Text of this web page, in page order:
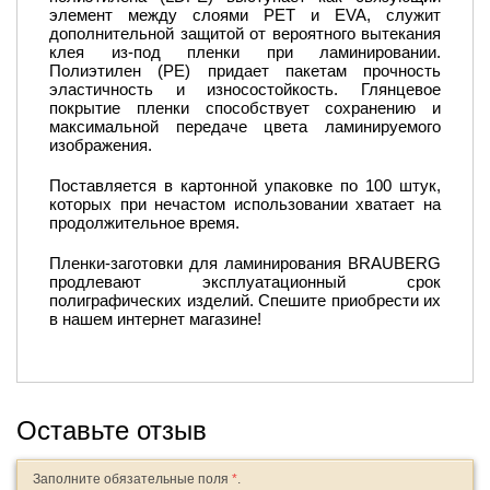
элемент между слоями PET и EVA, служит
дополнительной защитой от вероятного вытекания
клея из-под пленки при ламинировании.
Полиэтилен (PE) придает пакетам прочность
эластичность и износостойкость. Глянцевое
покрытие пленки способствует сохранению и
максимальной передаче цвета ламинируемого
изображения.
Поставляется в картонной упаковке по 100 штук,
которых при нечастом использовании хватает на
продолжительное время.
Пленки-заготовки для ламинирования BRAUBERG
продлевают эксплуатационный срок
полиграфических изделий. Спешите приобрести их
в нашем интернет магазине!
Оставьте отзыв
Заполните обязательные поля *.